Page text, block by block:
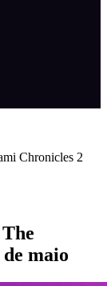
Chronicles 2
maio